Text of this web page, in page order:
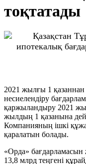
тоқтатады
2021 жылғы 1
несиелендіру
қаржыландыру 2021
жылдың 1 қазанына
Компанияның ішкі
қаралатын болады.
«Орда»
13,8 млрд теңгені